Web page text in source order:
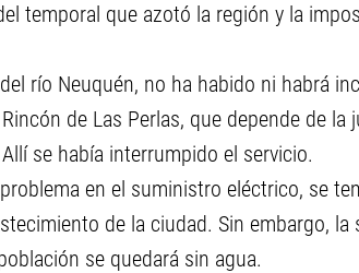
temporal que azotó la región y la
río Neuquén, no ha habido ni habrá
de Las Perlas, que depende de
se había interrumpido el servicio.
en el suministro eléctrico, se
de la ciudad. Sin embargo,
se quedará sin agua.